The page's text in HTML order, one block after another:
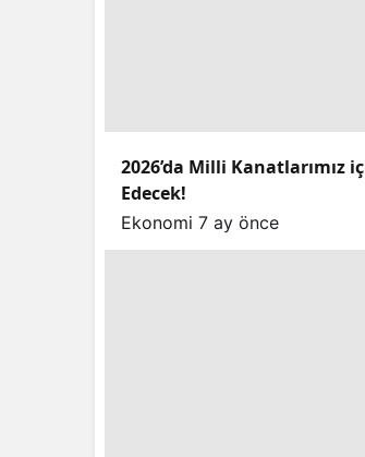
2026’da Milli Kanatlarımız
Edecek!
Ekonomi 7 ay önce